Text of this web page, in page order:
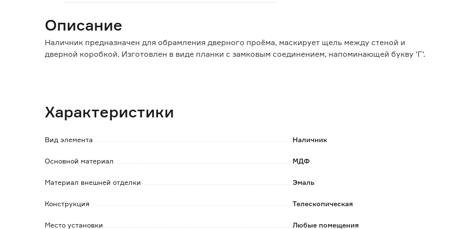
Описание
Наличник предназначен для обрамления дверного проёма, маскирует щель между стеной и
дверной коробкой. Изготовлен в виде планки с замковым соединением, напоминающей букву 'Г'.
дополнительного крепежа;
- эмалевое покрытие устойчиво к влаге, перепадам температур и ультрафиолету.
Характеристики
Вид элемента Наличник
Основной материал МДФ
Материал внешней отделки Эмаль
Конструкция Телескопическая
Место установки Любые помещения